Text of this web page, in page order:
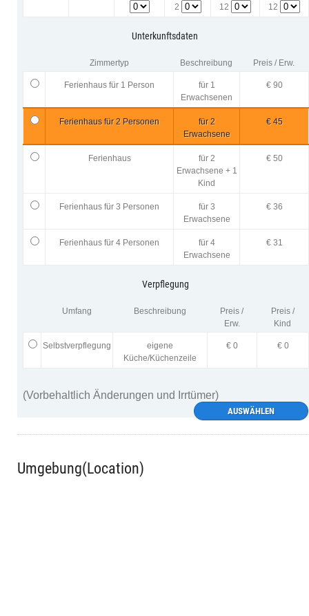
2 12 12
Unterkunftsdaten
Zimmertyp Beschreibung Preis / Erw.
Ferienhaus für 1 Person
für 1
Erwachsenen
€ 90
Ferienhaus für 2 Personen
für 2
Erwachsene
€ 45
Ferienhaus
für 2
Erwachsene + 1
Kind
€ 50
Ferienhaus für 3 Personen
für 3
Erwachsene
€ 36
Ferienhaus für 4 Personen
für 4
Erwachsene
€ 31
Verpflegung
Umfang Beschreibung
Preis /
Erw.
Preis /
Kind
Selbstverpflegung
eigene
Küche/Küchenzeile
€ 0 € 0
(Vorbehaltlich Änderungen und Irrtümer)
AUSWÄHLEN
Umgebung(Location)